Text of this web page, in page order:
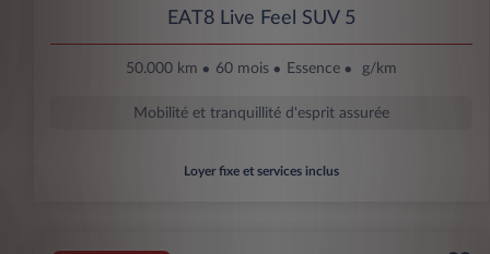
EAT8 Live Feel SUV 5
50.000 km 60 mois Essence g/km
Mobilité et tranquillité d'esprit assurée
Loyer fixe et services inclus